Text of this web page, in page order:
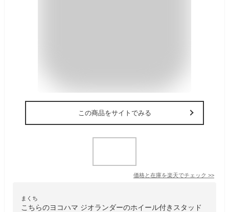
この商品をサイトでみる
価格と在庫を楽天でチェック >>
まくち
こちらのヨコハマ ジオランダーのホイール付きスタッド